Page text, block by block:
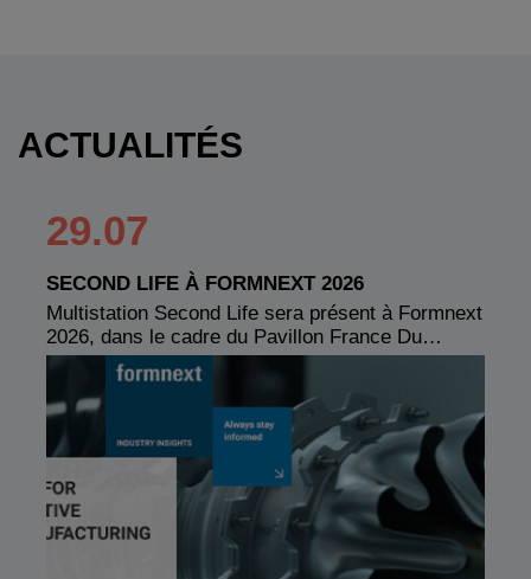
ACTUALITÉS
29.07
SECOND LIFE À FORMNEXT 2026
Multistation Second Life sera présent à Formnext
2026, dans le cadre du Pavillon France Du…